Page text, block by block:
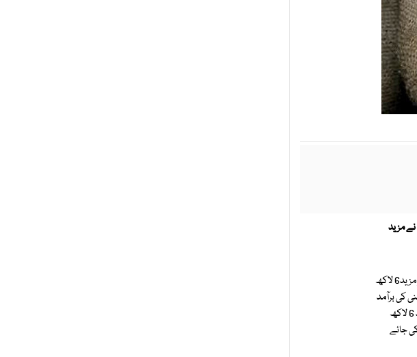
مزید
بین الوزارتی کمیٹی کا اجلاس وزیر تجارت خرم دستگیر کی زیر صدارت اسلام آباد میں ہوا۔ ذرائع کے مطابق کمیٹی نے با اثر شوگر ملز مالکان کو مزید6 لاکھ
کی برآمد
کے لیے کوئی ٹائم فریم بھی مقرر نہیں کیا گیا اور جب تک چاہیں شو گر ملز مالکان کو چینی برآمد کرنے کی اجازت ہوگی۔ ذرائع کے مطابق مزید 6 لاکھ
جائے